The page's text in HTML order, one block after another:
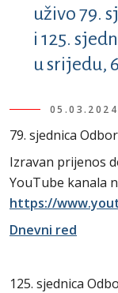
uživo 79.
i 125.
u srijedu,
79. sjednica
Izravan prijenos
YouTube kanala
https://
Dnevni red
125. sjednica